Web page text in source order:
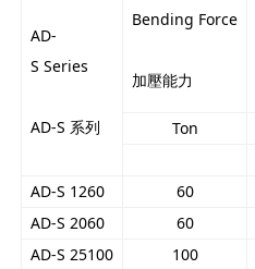
AD-
S Series
AD-S 系列
Bending Force
加壓能力
Ton
AD-S 1260
60
AD-S 2060
60
AD-S 25100
100